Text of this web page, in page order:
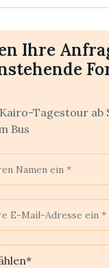
Ihre
Kairo-Tagestour ab
Bus